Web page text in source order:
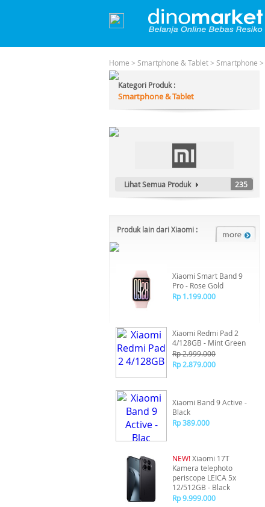
Home > Smartphone & Tablet> Smartphone >
Kategori Produk :
Smartphone & Tablet
Lihat Semua Produk 235
Produk lain dari Xiaomi :
Xiaomi Smart Band 9
Pro - Rose Gold
Rp 1.199.000
Xiaomi Redmi Pad 2
4/128GB - Mint Green
Rp 2.999.000
Rp 2.879.000
Xiaomi Band 9 Active -
Black
Rp 389.000
NEW!Xiaomi 17T
Kamera telephoto
periscope LEICA 5x
12/512GB - Black
Rp 9.999.000